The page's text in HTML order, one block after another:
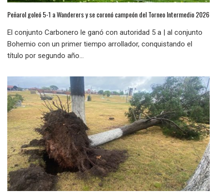
Peñarol goleó 5-1 a Wanderers y se coronó campeón del Torneo Intermedio 2026
El conjunto Carbonero le ganó con autoridad 5 a | al conjunto
Bohemio con un primer tiempo arrollador, conquistando el
título por segundo año...